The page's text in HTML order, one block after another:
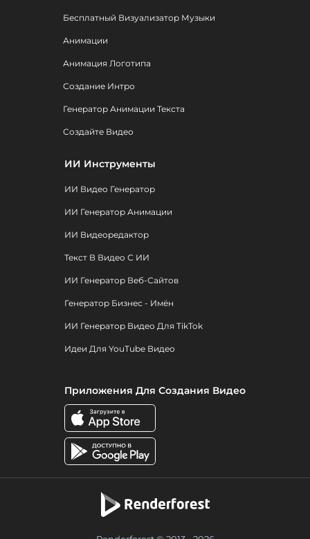
Бесплатный Визуализатор Музыки
Анимации
Анимация Логотипа
Создание Интро
Генератор Анимации Текста
Создайте Видео
ИИ Инструменты
ИИ Видео Генератор
ИИ Генератор Анимации
ИИ Видеоредактор
Текст В Видео С ИИ
ИИ Генератор Веб-Сайтов
Генератор Бизнес - Имён
ИИ Генератор Видео Для TikTok
Идеи Для YouTube Видео
Приложения Для Создания Видео